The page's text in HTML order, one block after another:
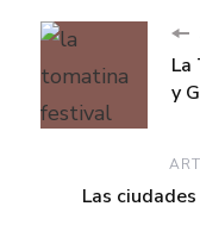
La
y
Las